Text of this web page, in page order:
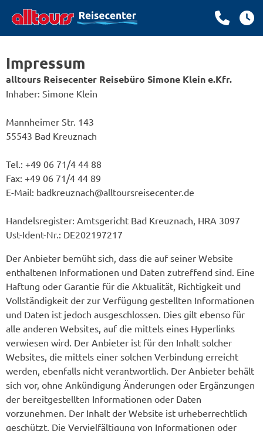
Impressum
alltours Reisecenter Reisebüro Simone Klein e.Kfr.
Inhaber: Simone Klein
Mannheimer Str. 143
55543 Bad Kreuznach
Tel.: +49 06 71/4 44 88
Fax: +49 06 71/4 44 89
E-Mail: badkreuznach@alltoursreisecenter.de
Handelsregister: Amtsgericht Bad Kreuznach, HRA 3097
Ust-Ident-Nr.: DE202197217
Der Anbieter bemüht sich, dass die auf seiner Website
enthaltenen Informationen und Daten zutreffend sind. Eine
Haftung oder Garantie für die Aktualität, Richtigkeit und
Vollständigkeit der zur Verfügung gestellten Informationen
und Daten ist jedoch ausgeschlossen. Dies gilt ebenso für
alle anderen Websites, auf die mittels eines Hyperlinks
verwiesen wird. Der Anbieter ist für den Inhalt solcher
Websites, die mittels einer solchen Verbindung erreicht
werden, ebenfalls nicht verantwortlich. Der Anbieter behält
sich vor, ohne Ankündigung Änderungen oder Ergänzungen
der bereitgestellten Informationen oder Daten
vorzunehmen. Der Inhalt der Website ist urheberrechtlich
geschützt. Die Vervielfältigung von Informationen oder